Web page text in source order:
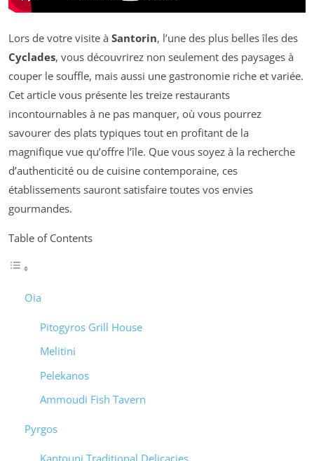
Lors de votre visite à Santorin, l’une des plus belles îles des
Cyclades, vous découvrirez non seulement des paysages à
couper le souffle, mais aussi une gastronomie riche et variée.
Cet article vous présente les treize restaurants
incontournables à ne pas manquer, où vous pourrez
savourer des plats typiques tout en profitant de la
magnifique vue qu’offre l’île. Que vous soyez à la recherche
d’authenticité ou de cuisine contemporaine, ces
établissements sauront satisfaire toutes vos envies
gourmandes.
Table of Contents
Oia
Pitogyros Grill House
Melitini
Pelekanos
Ammoudi Fish Tavern
Pyrgos
Kantouni Traditional Delicacies